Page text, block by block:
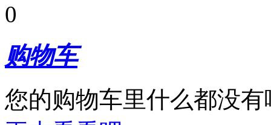
0
购物车
您的购物车里什么都没有